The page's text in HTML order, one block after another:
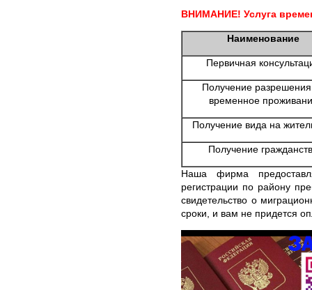
ВНИМАНИЕ! Услуга
Наименование
Первичная
Получение
временное
Получение вида на
Получение
Наша фирма
регистрации по району
свидетельство о
сроки, и вам не придется